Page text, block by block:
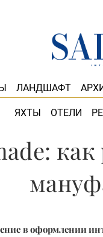
ЛАНДШАФТ
ЯХТЫ ОТЕЛИ
в оформлении